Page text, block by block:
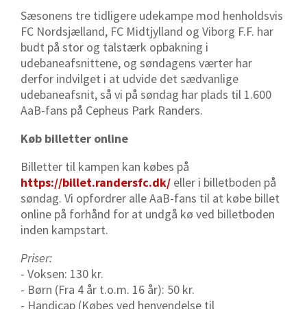
Sæsonens tre tidligere udekampe mod henholdsvis
FC Nordsjælland, FC Midtjylland og Viborg F.F. har
budt på stor og talstærk opbakning i
udebaneafsnittene, og søndagens værter har
derfor indvilget i at udvide det sædvanlige
udebaneafsnit, så vi på søndag har plads til 1.600
AaB-fans på Cepheus Park Randers.
Køb billetter online
Billetter til kampen kan købes på
https://billet.randersfc.dk/ eller i billetboden på
søndag. Vi opfordrer alle AaB-fans til at købe billet
online på forhånd for at undgå kø ved billetboden
inden kampstart.
Priser:
- Voksen: 130 kr.
- Børn (Fra 4 år t.o.m. 16 år): 50 kr.
- Handicap (Købes ved henvendelse til